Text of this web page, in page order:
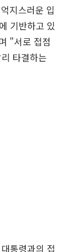
지스러운 입
기반하고 있
"서로 접점
타결하는
통령과의 접